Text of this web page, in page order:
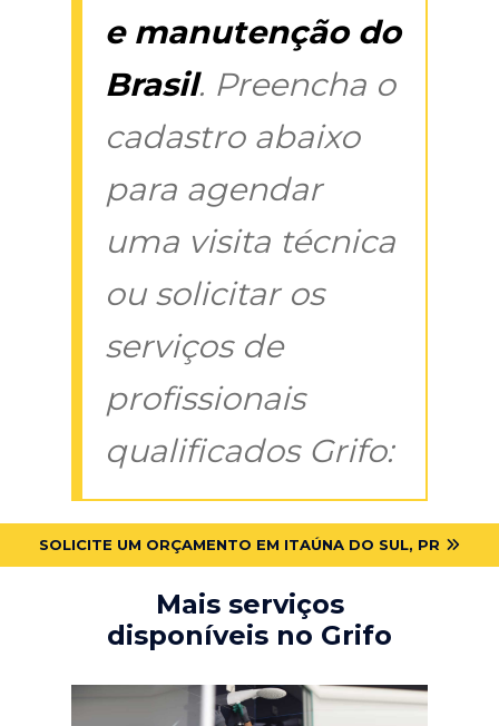
e manutenção do
Brasil. Preencha o
cadastro abaixo
para agendar
uma visita técnica
ou solicitar os
serviços de
profissionais
qualificados Grifo:
SOLICITE UM ORÇAMENTO EM ITAÚNA DO SUL, PR
Mais serviços
disponíveis no Grifo